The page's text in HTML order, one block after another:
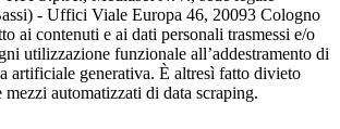
- Uffici Viale Europa 46, 20093 Cologno
ai contenuti e ai dati personali trasmessi e/o
utilizzazione funzionale all’addestramento di
artificiale generativa. È altresì fatto divieto
mezzi automatizzati di data scraping.